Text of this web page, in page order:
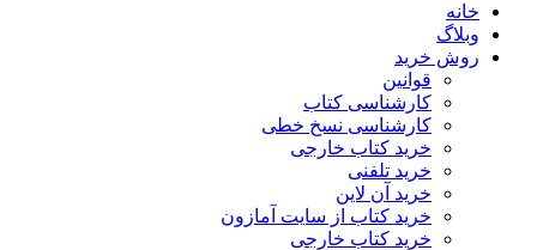
خانه
وبلاگ
روش خرید
قوانین
کارشناسی کتاب
کارشناسی نسخ خطی
خرید کتاب خارجی
خرید تلفنی
خرید آن لاین
خرید کتاب از سایت آمازون
خرید کتاب خارجی